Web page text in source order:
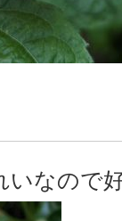
いなので